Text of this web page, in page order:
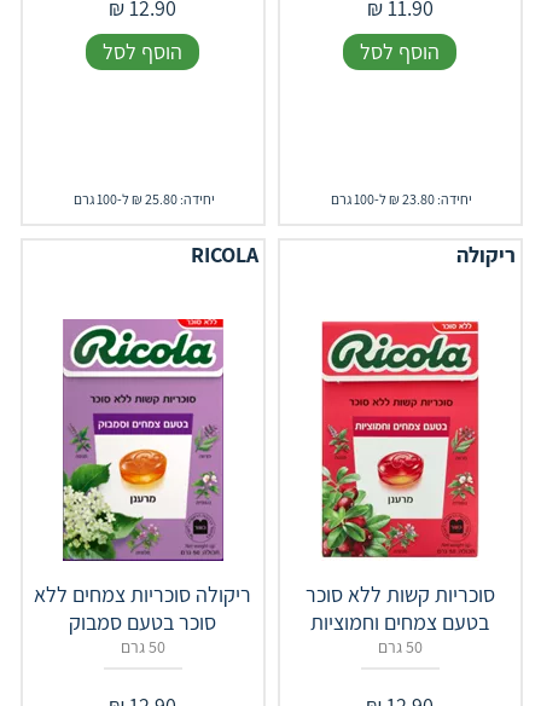
11.90
₪
הוסף לסל
יחידה: 23.80 ₪ ל-100 גרם
12.90
₪
הוסף לסל
יחידה: 25.80 ₪ ל-100 גרם
ריקולה
סוכריות קשות ללא סוכר
בטעם צמחים וחמוציות
50 גרם
RICOLA
ריקולה סוכריות צמחים ללא
סוכר בטעם סמבוק
50 גרם